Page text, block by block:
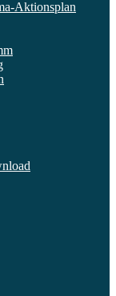
Aktionsplan